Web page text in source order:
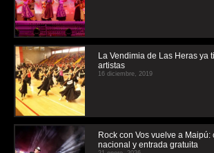
La Vendimia de Las Heras ya
artistas
16 diciembre, 2019
Rock con Vos vuelve a
nacional y entrada gratuita